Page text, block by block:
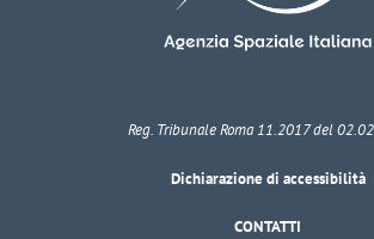
Reg. Tribunale Roma 11.2017 del
Dichiarazione di accessibilità
CONTATTI